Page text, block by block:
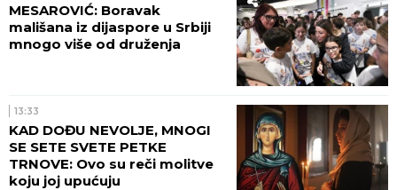
MESAROVIĆ: Boravak
mališana iz dijaspore u Srbiji
mnogo više od druženja
13:33
KAD DOĐU NEVOLJE, MNOGI
SE SETE SVETE PETKE
TRNOVE: Ovo su reči molitve
koju joj upućuju